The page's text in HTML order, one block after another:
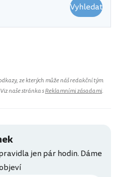
Vyhledat
ze kterých může náš redakční tým
naše stránka sReklamními zásadami.
jen pár hodin. Dáme